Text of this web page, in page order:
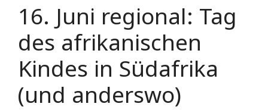
16. Juni regional: Tag
des afrikanischen
Kindes in Südafrika
(und anderswo)